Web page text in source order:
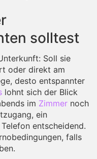
solltest
Soll sie
oder direkt am
desto entspannter
lohnt sich der Blick
im Zimmer noch
ein
entscheidend.
falls